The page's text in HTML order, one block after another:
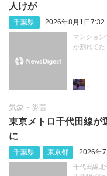
人けが
千葉県 2026年8月1日7:32
マンショ
か割れてた
気象・災害
東京メトロ千代田線が
に
千葉県 東京都 2026年
千代田線北